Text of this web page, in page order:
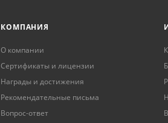
КОМПАНИЯ
О компании
Сертификаты и лицензии
Награды и достижения
Рекомендательные письма
Вопрос-ответ